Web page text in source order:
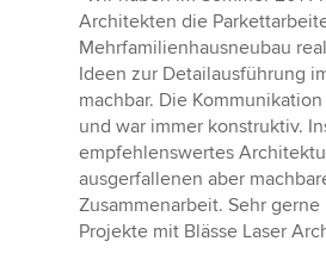
5
von
5
Sternen
Architekten die
Mehrfamilienhausneubau
Ideen zur Detailausführung
machbar. Die
und war immer konstruktiv.
empfehlenswertes
ausgerfallenen aber
Zusammenarbeit. Sehr
Projekte mit Blässe Laser